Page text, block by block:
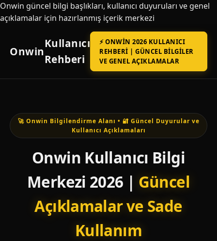
Onwin güncel bilgi başlıkları, kullanıcı duyuruları ve genel
açıklamalar için hazırlanmış içerik merkezi
Onwin
Kullanıcı
Rehberi
⚡ ONWIN 2026 KULLANICI
REHBERI | GÜNCEL BILGILER
VE GENEL AÇIKLAMALAR
🚀 Onwin Bilgilendirme Alanı • 🔐 Güncel Duyurular ve
Kullanıcı Açıklamaları
Onwin Kullanıcı Bilgi
Merkezi 2026 | Güncel
Açıklamalar ve Sade
Kullanım